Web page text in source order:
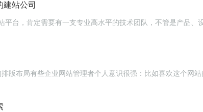
站公司
平台，肯定需要有一支专业高水平的技术团队，不管是产品
版布局有些企业网站管理者个人意识很强：比如喜欢这个网